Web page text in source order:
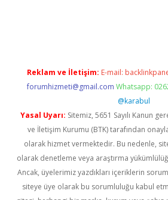
Reklam ve İletişim: E-mail:
forumhizmeti@gmail.com Whatsapp:
@karabul
Yasal Uyarı: Sitemiz, 5651 Sayılı Kanun
ve İletişim Kurumu (BTK) tarafından
olarak hizmet vermektedir. Bu nedenle,
olarak denetleme veya araştırma
Ancak, üyelerimiz yazdıkları içeriklerin
siteye üye olarak bu sorumluluğu kabul